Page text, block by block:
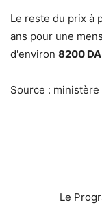
Le reste du prix à
ans pour une
d'environ 8200 DA
Source :
Le